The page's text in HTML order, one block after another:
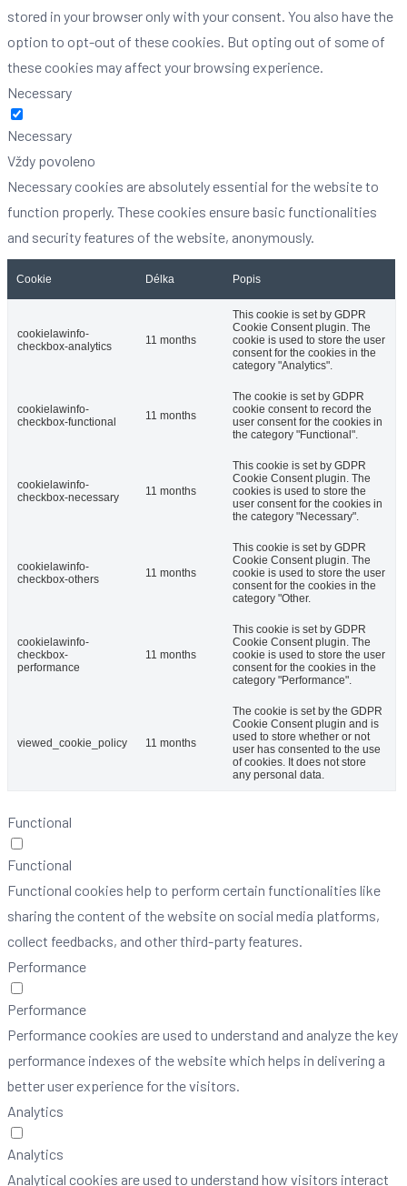
stored in your browser only with your consent. You also have the
option to opt-out of these cookies. But opting out of some of
these cookies may affect your browsing experience.
Necessary
Necessary
Vždy povoleno
Necessary cookies are absolutely essential for the website to
function properly. These cookies ensure basic functionalities
and security features of the website, anonymously.
Cookie Délka Popis
cookielawinfo-
checkbox-analytics
11 months
This cookie is set by GDPR
Cookie Consent plugin. The
cookie is used to store the user
consent for the cookies in the
category "Analytics".
cookielawinfo-
checkbox-functional
11 months
The cookie is set by GDPR
cookie consent to record the
user consent for the cookies in
the category "Functional".
cookielawinfo-
checkbox-necessary
11 months
This cookie is set by GDPR
Cookie Consent plugin. The
cookies is used to store the
user consent for the cookies in
the category "Necessary".
cookielawinfo-
checkbox-others
11 months
This cookie is set by GDPR
Cookie Consent plugin. The
cookie is used to store the user
consent for the cookies in the
category "Other.
cookielawinfo-
checkbox-
performance
11 months
This cookie is set by GDPR
Cookie Consent plugin. The
cookie is used to store the user
consent for the cookies in the
category "Performance".
viewed_cookie_policy 11 months
The cookie is set by the GDPR
Cookie Consent plugin and is
used to store whether or not
user has consented to the use
of cookies. It does not store
any personal data.
Functional
Functional
Functional cookies help to perform certain functionalities like
sharing the content of the website on social media platforms,
collect feedbacks, and other third-party features.
Performance
Performance
Performance cookies are used to understand and analyze the key
performance indexes of the website which helps in delivering a
better user experience for the visitors.
Analytics
Analytics
Analytical cookies are used to understand how visitors interact